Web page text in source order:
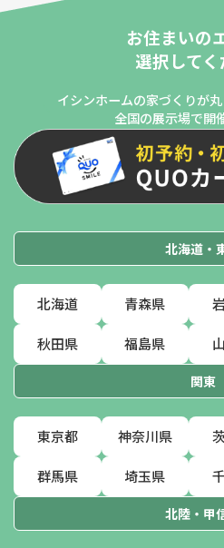
お住まいの
選択して
イシンホームの家づくりが
全国の展示場で開
北海道・
北海道 青森県
秋田県 福島県
関東
東京都 神奈川県
群馬県 埼玉県
北陸・甲